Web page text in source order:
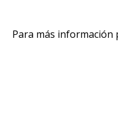
Para más información